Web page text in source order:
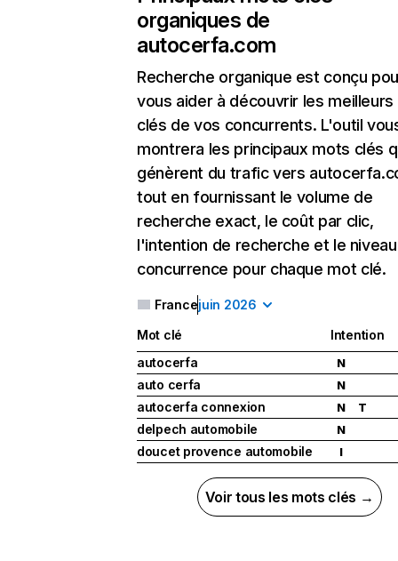
organiques de
autocerfa.com
Recherche organique est conçu
vous aider à découvrir les
clés de vos concurrents. L'outil
montrera les principaux mots clés
génèrent du trafic vers
tout en fournissant le volume de
recherche exact, le coût par clic,
l'intention de recherche et le
concurrence pour chaque mot clé.
Francejuin 2026
Mot clé
Intention
autocerfa
N
auto cerfa N
autocerfa connexion N T
delpech automobile N
doucet provence automobile I
Voir tous les mots clés →